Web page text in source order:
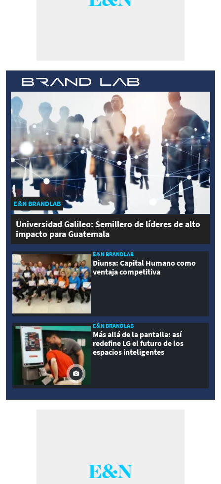
E&N BRANDLAB
Universidad Galileo: Semillero de líderes de alto
impacto para Guatemala
E&N BRANDLAB
Diunsa: Capital Humano como
ventaja competitiva
E&N BRANDLAB
Más allá de la pantalla: así
redefine LG el futuro de los
espacios inteligentes